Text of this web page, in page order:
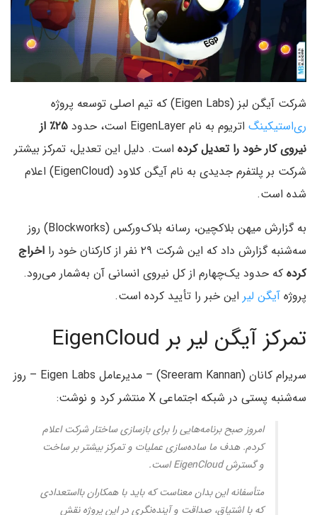
شرکت آیگن لبز (Eigen Labs) که تیم اصلی توسعه پروژه
ری‌استیکینگ اتریوم به نام EigenLayer است، حدود
۲۵٪ از
نیروی کار خود را تعدیل کرده است. دلیل این تعدیل، تمرکز بیشتر
شرکت بر پلتفرم جدیدی به نام آیگن کلاود (EigenCloud) اعلام
شده است.
به گزارش میهن بلاکچین، رسانه بلاک‌ورکس (Blockworks) روز
سه‌شنبه گزارش داد که این شرکت ۲۹ نفر از کارکنان خود را
اخراج
کرده که حدود یک‌چهارم از کل نیروی انسانی آن به‌شمار می‌رود.
پروژه آیگن لیر این خبر را تأیید کرده است.
تمرکز آیگن لیر بر EigenCloud
سریرام کانان (Sreeram Kannan) – مدیرعامل Eigen Labs – روز
سه‌شنبه پستی در شبکه اجتماعی X منتشر کرد و نوشت:
امروز صبح برنامه‌هایی را برای بازسازی ساختار شرکت اعلام
کردم. هدف ما ساده‌سازی عملیات و تمرکز بیشتر بر ساخت
و گسترش EigenCloud است.
متأسفانه این بدان معناست که باید با همکاران بااستعدادی
که با اشتیاق، صداقت و آینده‌نگری در این پروژه نقش